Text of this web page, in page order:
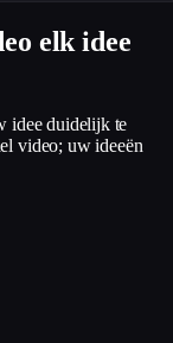
elk idee
idee duidelijk te
video; uw ideeën